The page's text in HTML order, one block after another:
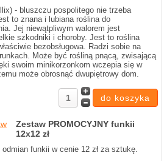
- bluszczu pospolitego nie trzeba
to znana i lubiana roślina do
Jej niewątpliwym walorem jest
szkodniki i choroby. Jest to roślina
bezobsługowa. Radzi sobie na
Może być rośliną pnącą, zwisającą
swoim minikorzonkom wczepia się w
może obrosnąć dwupiętrowy dom.
Zestaw PROMOCYJNY funkii
12x12 zł
funkii w cenie 12 zł za sztukę.